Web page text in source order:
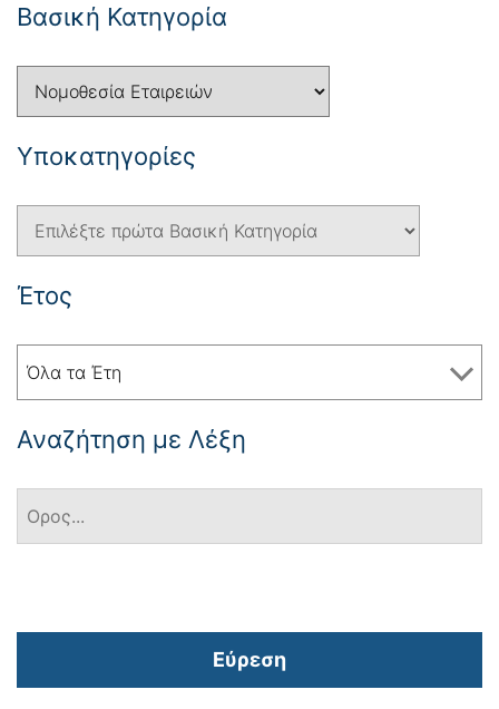
Βασική Κατηγορία
Yποκατηγορίες
Έτος
Όλα τα Έτη
Αναζήτηση με Λέξη
Εύρεση